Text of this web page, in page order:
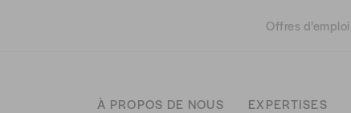
Offres d’emploi
À PROPOS DE NOUS EXPERTISES